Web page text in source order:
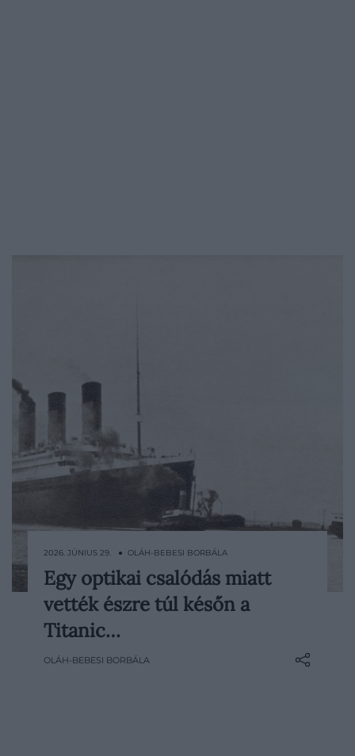
A legendás Titanic történetében az egyik
legnyugtalanítóbb részlet, hogy a tragédia
éjszakáján nem tombolt vihar, nem
is tiszta volt. A hajó őrszemei mégis túl
2026. JÚNIUS 29. ● OLÁH-BEBESI BORBÁLA
Egy optikai csalódás miatt
vették észre túl későn a
Titanic…
OLÁH-BEBESI BORBÁLA